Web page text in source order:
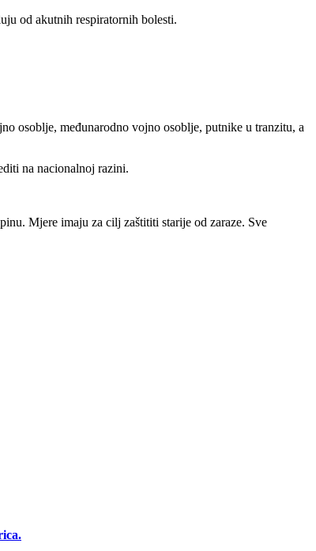
od akutnih respiratornih bolesti.
osoblje, međunarodno vojno osoblje, putnike u tranzitu, a
na nacionalnoj razini.
Mjere imaju za cilj zaštititi starije od zaraze. Sve